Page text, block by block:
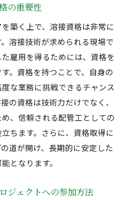
した配管工事のプロジェク
に役立つ溶接技術の磨き方
な業務領域を開拓する方法
成長を支える溶接技術の強
したキャリアプランの立て
成長戦略と溶接技術の関係
の重要性
築く上で、溶接資格は非常に
溶接技術が求められる現場で
雇用を得るためには、資格を
。資格を持つことで、自身の
な業務に挑戦できるチャンス
の資格は技術力だけでなく、
、信頼される配管工としての
ちます。さらに、資格取得に
道が開け、長期的に安定した
となります。
ジェクトへの参加方法